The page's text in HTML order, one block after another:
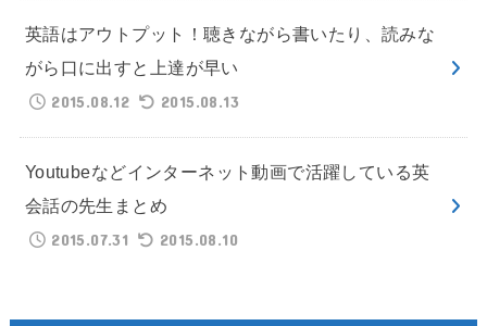
英語はアウトプット！聴きながら書いたり、読みな
がら口に出すと上達が早い
2015.08.12
2015.08.13
Youtubeなどインターネット動画で活躍している英
会話の先生まとめ
2015.07.31
2015.08.10